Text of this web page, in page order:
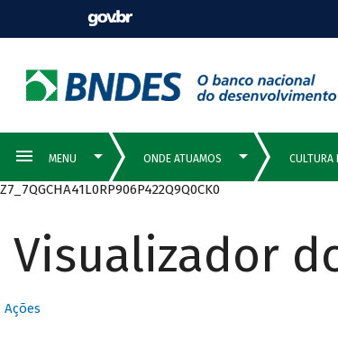
Z7_7QGCHA41L0RP906P422Q9Q0CK0
Visualizador
Ações